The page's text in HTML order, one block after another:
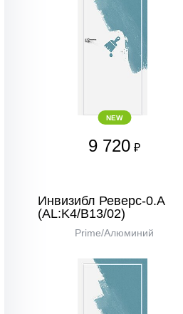
NEW
9 720 ₽
Инвизибл Реверс-0.А
(AL:K4/В13/02)
Prime/Алюминий